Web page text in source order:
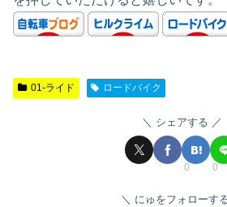
01-ライド ロードバイク
シェアする
0 0
にゅをフォローす